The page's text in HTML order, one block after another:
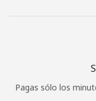
Pagas sólo los